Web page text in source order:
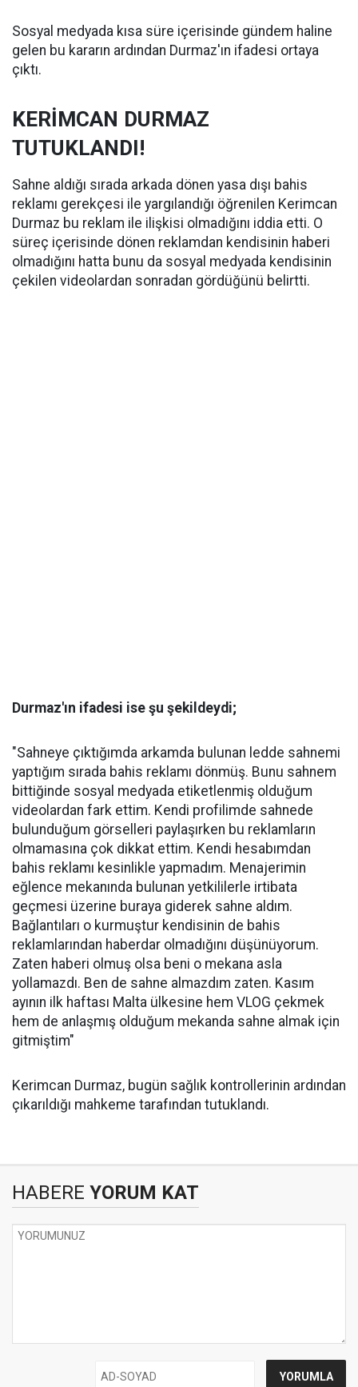
Sosyal medyada kısa süre içerisinde gündem haline
gelen bu kararın ardından Durmaz'ın ifadesi ortaya
çıktı.
KERİMCAN DURMAZ
TUTUKLANDI!
Sahne aldığı sırada arkada dönen yasa dışı bahis
reklamı gerekçesi ile yargılandığı öğrenilen Kerimcan
Durmaz bu reklam ile ilişkisi olmadığını iddia etti. O
süreç içerisinde dönen reklamdan kendisinin haberi
olmadığını hatta bunu da sosyal medyada kendisinin
çekilen videolardan sonradan gördüğünü belirtti.
Durmaz'ın ifadesi ise şu şekildeydi;
"Sahneye çıktığımda arkamda bulunan ledde sahnemi
yaptığım sırada bahis reklamı dönmüş. Bunu sahnem
bittiğinde sosyal medyada etiketlenmiş olduğum
videolardan fark ettim. Kendi profilimde sahnede
bulunduğum görselleri paylaşırken bu reklamların
olmamasına çok dikkat ettim. Kendi hesabımdan
bahis reklamı kesinlikle yapmadım. Menajerimin
eğlence mekanında bulunan yetkililerle irtibata
geçmesi üzerine buraya giderek sahne aldım.
Bağlantıları o kurmuştur kendisinin de bahis
reklamlarından haberdar olmadığını düşünüyorum.
Zaten haberi olmuş olsa beni o mekana asla
yollamazdı. Ben de sahne almazdım zaten. Kasım
ayının ilk haftası Malta ülkesine hem VLOG çekmek
hem de anlaşmış olduğum mekanda sahne almak için
gitmiştim"
Kerimcan Durmaz, bugün sağlık kontrollerinin ardından
çıkarıldığı mahkeme tarafından tutuklandı.
HABERE YORUM KAT